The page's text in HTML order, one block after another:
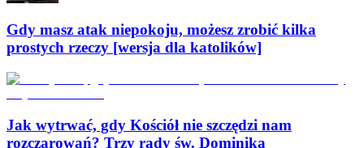
Gdy masz atak niepokoju, możesz zrobić kilka
prostych rzeczy [wersja dla katolików]
Jak wytrwać, gdy Kościół nie szczędzi nam
rozczarowań? Trzy rady św. Dominika